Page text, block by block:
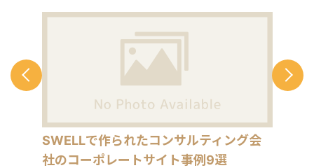
がらWeb制作の経験を積んできました
（バサジィ大分在籍時は完全プロ契約
のため1年間休職）。 アスリートとし
ての経験で培った「やると決めたら徹
底的にやり抜く」精神で、お客様のプ
ロジェクトに全力で取り組みます。
SWELLで作られたコンサルティング会
社のコーポレートサイト事例9選